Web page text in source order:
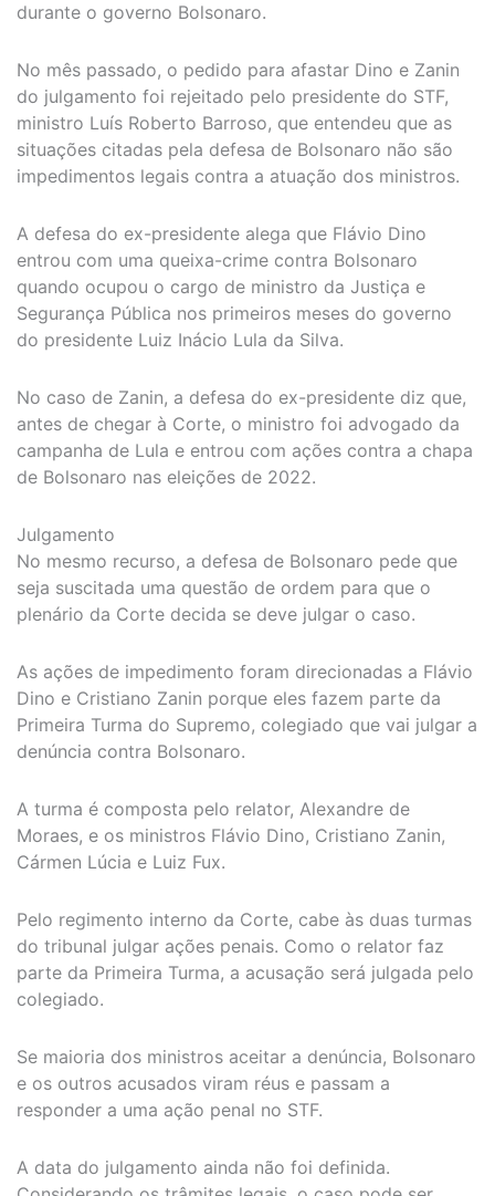
durante o governo Bolsonaro.
No mês passado, o pedido para afastar Dino e Zanin
do julgamento foi rejeitado pelo presidente do STF,
ministro Luís Roberto Barroso, que entendeu que as
situações citadas pela defesa de Bolsonaro não são
impedimentos legais contra a atuação dos ministros.
A defesa do ex-presidente alega que Flávio Dino
entrou com uma queixa-crime contra Bolsonaro
quando ocupou o cargo de ministro da Justiça e
Segurança Pública nos primeiros meses do governo
do presidente Luiz Inácio Lula da Silva.
No caso de Zanin, a defesa do ex-presidente diz que,
antes de chegar à Corte, o ministro foi advogado da
campanha de Lula e entrou com ações contra a chapa
de Bolsonaro nas eleições de 2022.
Julgamento
No mesmo recurso, a defesa de Bolsonaro pede que
seja suscitada uma questão de ordem para que o
plenário da Corte decida se deve julgar o caso.
As ações de impedimento foram direcionadas a Flávio
Dino e Cristiano Zanin porque eles fazem parte da
Primeira Turma do Supremo, colegiado que vai julgar a
denúncia contra Bolsonaro.
A turma é composta pelo relator, Alexandre de
Moraes, e os ministros Flávio Dino, Cristiano Zanin,
Cármen Lúcia e Luiz Fux.
Pelo regimento interno da Corte, cabe às duas turmas
do tribunal julgar ações penais. Como o relator faz
parte da Primeira Turma, a acusação será julgada pelo
colegiado.
Se maioria dos ministros aceitar a denúncia, Bolsonaro
e os outros acusados viram réus e passam a
responder a uma ação penal no STF.
A data do julgamento ainda não foi definida.